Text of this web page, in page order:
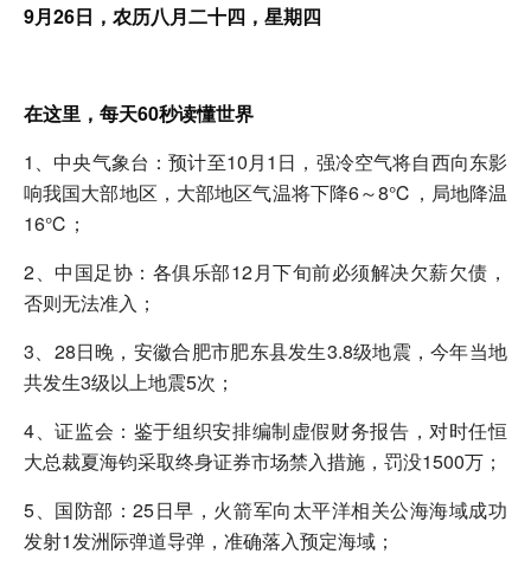
9月26日，农历八月二十四，星期四
在这里，每天60秒读懂世界
1、中央气象台：预计至10月1日，强冷空气将自西向东影
响我国大部地区，大部地区气温将下降6～8℃，局地降温
16℃；
2、中国足协：各俱乐部12月下旬前必须解决欠薪欠债，
否则无法准入；
3、28日晚，安徽合肥市肥东县发生3.8级地震，今年当地
共发生3级以上地震5次；
4、证监会：鉴于组织安排编制虚假财务报告，对时任恒
大总裁夏海钧采取终身证券市场禁入措施，罚没1500万；
5、国防部：25日早，火箭军向太平洋相关公海海域成功
发射1发洲际弹道导弹，准确落入预定海域；